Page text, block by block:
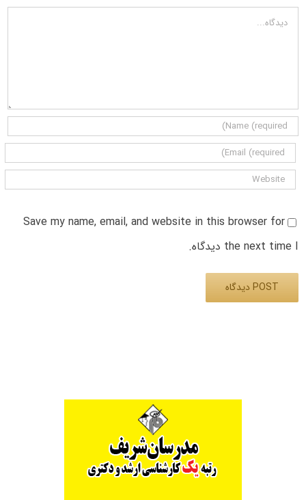
دیدگاه
Save my name, email, and website in this browser for
the next time I دیدگاه.